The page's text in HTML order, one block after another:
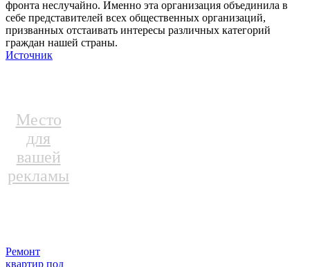
фронта неслучайно. Именно эта организация объединила в
себе представителей всех общественных организаций,
призванных отстаивать интересы различных категорий
граждан нашей страны.
Источник
Место
для
вашей
рекламы
Ремонт
квартир под